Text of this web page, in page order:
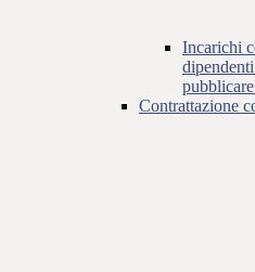
Incarichi
Contrattazione